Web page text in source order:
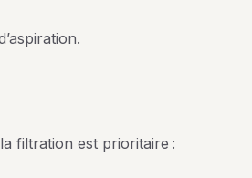
filtration est prioritaire :